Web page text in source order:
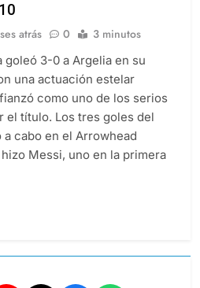
atrás 0 3 minutos
goleó 3-0 a Argelia en su
una actuación estelar
como uno de los serios
el título. Los tres goles del
cabo en el Arrowhead
Messi, uno en la primera